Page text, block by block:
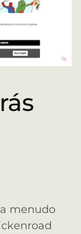
menudo